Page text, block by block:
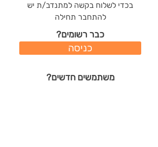
בכדי לשלוח בקשה למתנדב/ת יש
להתחבר תחילה
כבר רשומים?
כניסה
משתמשים חדשים?